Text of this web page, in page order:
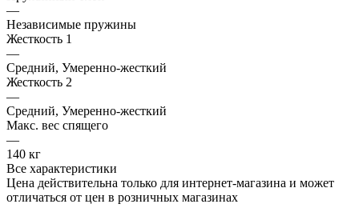
—
Независимые пружины
Жесткость 1
—
Средний, Умеренно-жесткий
Жесткость 2
—
Средний, Умеренно-жесткий
Макс. вес спящего
—
140 кг
Все характеристики
Цена действительна только для интернет-магазина и может
отличаться от цен в розничных магазинах